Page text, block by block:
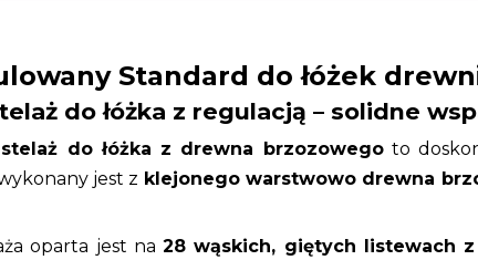
Standard do łóżek
do łóżka z regulacją – solidne
stelaż do łóżka z drewna brzozowegoto
jest z klejonego warstwowo drewna
oparta jest na28 wąskich, giętych listewach